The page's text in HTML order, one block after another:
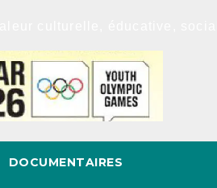
DOCUMENTAIRES